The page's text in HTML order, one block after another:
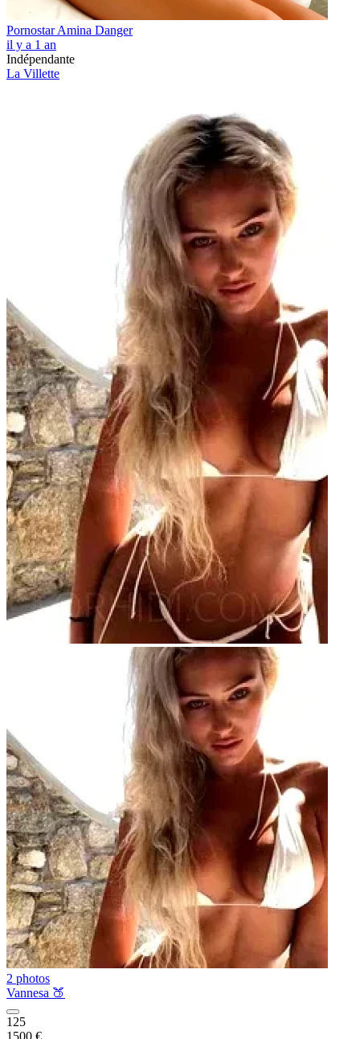
Pornostar Amina Danger
il y a 1 an
Indépendante
La Villette
2 photos
Vannesa 🍑
125
1500 €